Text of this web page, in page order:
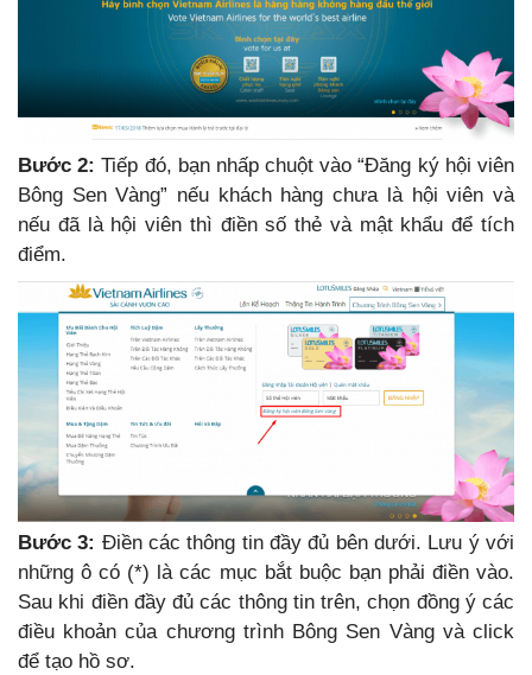
Bước 2: Tiếp đó, bạn nhấp chuột vào “Đăng ký hội viên
Bông Sen Vàng” nếu khách hàng chưa là hội viên và
nếu đã là hội viên thì điền số thẻ và mật khẩu để tích
điểm.
Bước 3: Điền các thông tin đầy đủ bên dưới. Lưu ý với
những ô có (*) là các mục bắt buộc bạn phải điền vào.
Sau khi điền đầy đủ các thông tin trên, chọn đồng ý các
điều khoản của chương trình Bông Sen Vàng và click
để tạo hồ sơ.